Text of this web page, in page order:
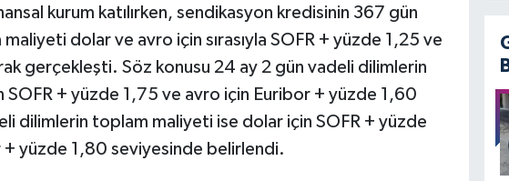
kurum katılırken, sendikasyon kredisinin 367 gün
dolar ve avro için sırasıyla SOFR + yüzde 1,25 ve
gerçekleşti. Söz konusu 24 ay 2 gün vadeli dilimlerin
+ yüzde 1,75 ve avro için Euribor + yüzde 1,60
dilimlerin toplam maliyeti ise dolar için SOFR + yüzde
yüzde 1,80 seviyesinde belirlendi.